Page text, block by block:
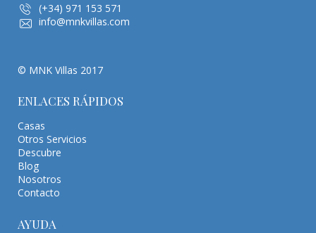
(+34) 971 153 571
info@mnkvillas.com
© MNK Villas 2017
ENLACES RÁPIDOS
Casas
Otros Servicios
Descubre
Blog
Nosotros
Contacto
AYUDA